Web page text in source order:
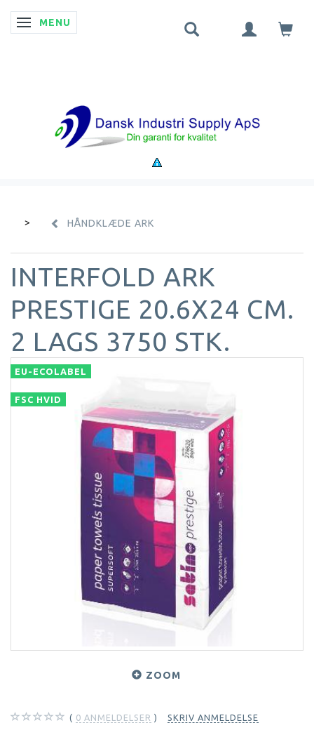
SKIFTE NAVIGATION
MENU
HÅNDKLÆDE ARK
INTERFOLD ARK
PRESTIGE 20.6X24 CM.
2 LAGS 3750 STK.
EU-ECOLABEL
FSC HVID
ZOOM
0 ANMELDELSER SKRIV ANMELDELSE